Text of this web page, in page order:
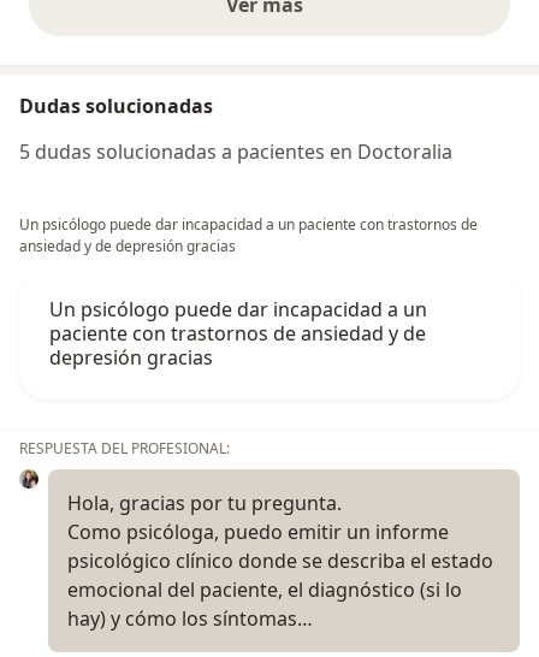
opiniones anteriores
Dudas solucionadas
5 dudas solucionadas a pacientes en Doctoralia
Un psicólogo puede dar incapacidad a un paciente con trastornos de
ansiedad y de depresión gracias
Un psicólogo puede dar incapacidad a un
paciente con trastornos de ansiedad y de
depresión gracias
RESPUESTA DEL PROFESIONAL:
Hola, gracias por tu pregunta.
Como psicóloga, puedo emitir un informe
psicológico clínico donde se describa el estado
emocional del paciente, el diagnóstico (si lo
hay) y cómo los síntomas…